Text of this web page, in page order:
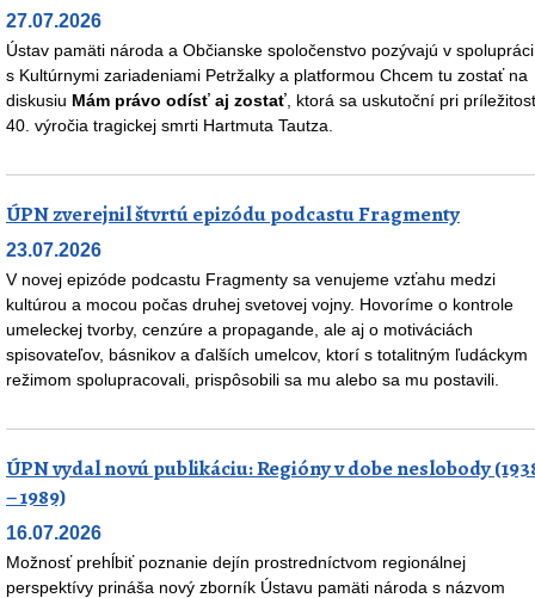
27.07.2026
Ústav pamäti národa a Občianske spoločenstvo pozývajú v spolupráci
s Kultúrnymi zariadeniami Petržalky a platformou Chcem tu zostať na
diskusiu Mám právo odísť aj zostať , ktorá sa uskutoční pri
40. výročia tragickej smrti Hartmuta Tautza.
ÚPN zverejnil štvrtú epizódu podcastu Fragmenty
23.07.2026
V novej epizóde podcastu Fragmenty sa venujeme vzťahu medzi
kultúrou a mocou počas druhej svetovej vojny. Hovoríme o kontrole
umeleckej tvorby, cenzúre a propagande, ale aj o motiváciách
spisovateľov, básnikov a ďalších umelcov, ktorí s totalitným ľudáckym
režimom spolupracovali, prispôsobili sa mu alebo sa mu postavili.
ÚPN vydal novú publikáciu: Regióny v dobe neslobody
– 1989)
16.07.2026
Možnosť prehĺbiť poznanie dejín prostredníctvom regionálnej
perspektívy prináša nový zborník Ústavu pamäti národa s názvom